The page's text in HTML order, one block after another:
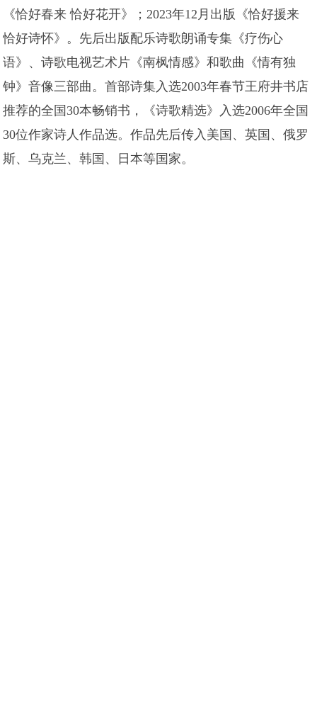
《恰好春来 恰好花开》；2023年12月出版《恰好援来
恰好诗怀》。先后出版配乐诗歌朗诵专集《疗伤心
语》、诗歌电视艺术片《南枫情感》和歌曲《情有独
钟》音像三部曲。首部诗集入选2003年春节王府井书店
推荐的全国30本畅销书，《诗歌精选》入选2006年全国
30位作家诗人作品选。作品先后传入美国、英国、俄罗
斯、乌克兰、韩国、日本等国家。